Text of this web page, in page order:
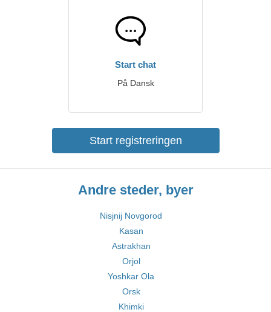
Start chat
På Dansk
Start registreringen
Andre steder, byer
Nisjnij Novgorod
Kasan
Astrakhan
Orjol
Yoshkar Ola
Orsk
Khimki